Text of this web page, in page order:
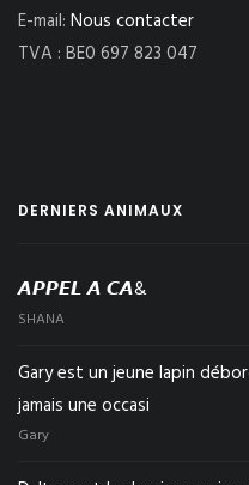
E-mail: Nous contacter
TVA : BE0 697 823 047
DERNIERS ANIMAUX
𝘼𝙋𝙋𝙀𝙇 𝘼 𝘾𝘼&
SHANA
Gary est un jeune lapin
jamais une occasi
Gary